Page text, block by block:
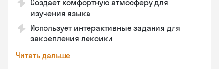
Создает комфортную атмосферу для
изучения языка
Использует интерактивные задания для
закрепления лексики
Читать дальше